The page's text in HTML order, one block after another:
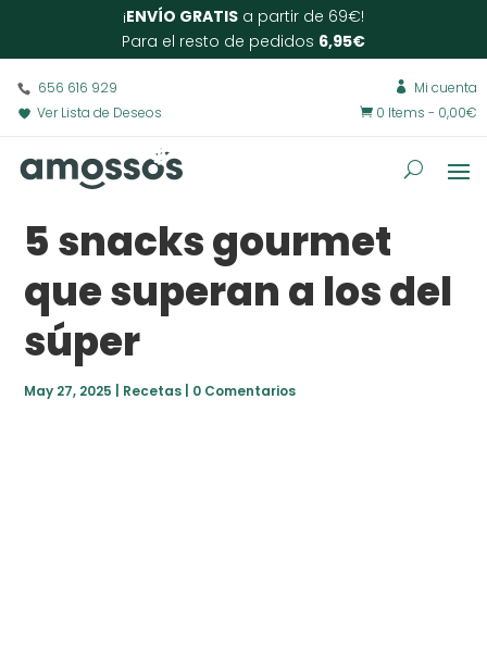
¡ENVÍO GRATIS a partir de 69€!
Para el resto de pedidos 6,95€
656 616 929
Ver Lista de Deseos
 Mi cuenta
 0 Items - 0,00€
5 snacks gourmet
que superan a los del
súper
May 27, 2025 Recetas 0 Comentarios